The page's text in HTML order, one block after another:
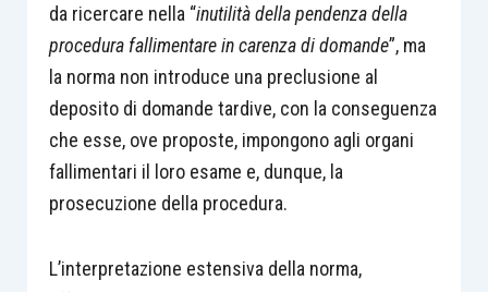
da ricercare nella “inutilità della pendenza della
procedura fallimentare in carenza di domande”, ma
la norma non introduce una preclusione al
deposito di domande tardive, con la conseguenza
che esse, ove proposte, impongono agli organi
fallimentari il loro esame e, dunque, la
prosecuzione della procedura.
L’interpretazione estensiva della norma,